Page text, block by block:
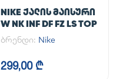
NIKE ᲥᲐᲚᲘᲡ ᲛᲐᲘᲡᲣᲠᲘ
W NK INF DF FZ LS TOP
ბრენდი: Nike
299,00 ₾